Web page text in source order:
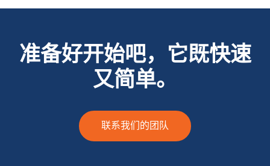
准备好开始吧，它既快速
又简单。
联系我们的团队